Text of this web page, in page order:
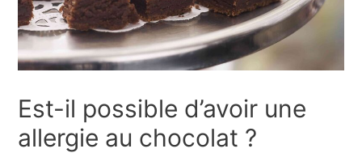
Est-il possible d’avoir une
allergie au chocolat ?